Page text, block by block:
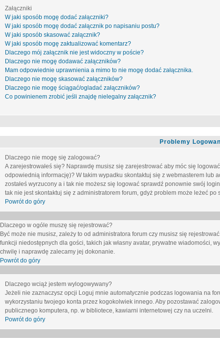
Załączniki
W jaki sposób mogę dodać załączniki?
W jaki sposób mogę dodać załącznik po napisaniu postu?
W jaki sposób skasować załącznik?
W jaki sposób mogę zaktualizować komentarz?
Dlaczego mój załącznik nie jest widoczny w poście?
Dlaczego nie mogę dodawać załączników?
Mam odpowiednie uprawnienia a mimo to nie mogę dodać załącznika.
Dlaczego nie mogę skasować załączników?
Dlaczego nie mogę ściągać/ogladać załączników?
Co powinienem zrobić jeśli znajdę nielegalny załącznik?
Problemy
Dlaczego nie mogę się zalogować?
A zarejestrowałeś się? Naprawdę musisz się zarejestrować aby móc się
odpowiednią informację)? W takim wypadku skontaktuj się z webmasterem lub
zostałeś wyrzucony a i tak nie możesz się logować sprawdź ponownie swój
tak nie jest skontaktuj się z administratorem forum, gdyż problem może leżeć po
Powrót do góry
Dlaczego w ogóle muszę się rejestrować?
Być może nie musisz, zależy to od administratora forum czy musisz się
funkcji niedostępnych dla gości, takich jak własny avatar, prywatne wiadomości,
chwilę i naprawdę zalecamy jej dokonanie.
Powrót do góry
Dlaczego wciąż jestem wylogowywany?
Jeżeli nie zaznaczysz opcji Loguj mnie automatycznie podczas logowania na
wykorzystaniu twojego konta przez kogokolwiek innego. Aby pozostawać
publicznego komputera, np. w bibliotece, kawiarni internetowej czy na uczelni.
Powrót do góry